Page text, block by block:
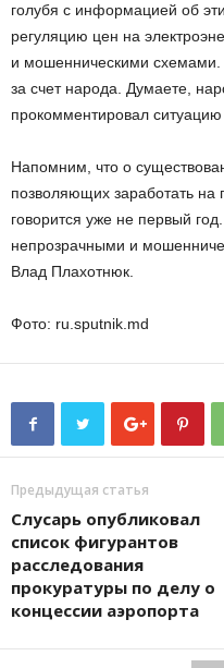
голубя с информацией об
регуляцию цен на
и мошенническими
за счет народа. Думаете,
прокомментировал ситуацию
Напомним, что о
позволяющих заработать на
говорится уже не первый
непрозрачными и
Влад Плахотнюк.
Фото: ru.sputnik.md
Предыдущая статья
Слусарь опубликовал
список фигурантов
расследования
прокуратуры по делу о
концессии аэропорта